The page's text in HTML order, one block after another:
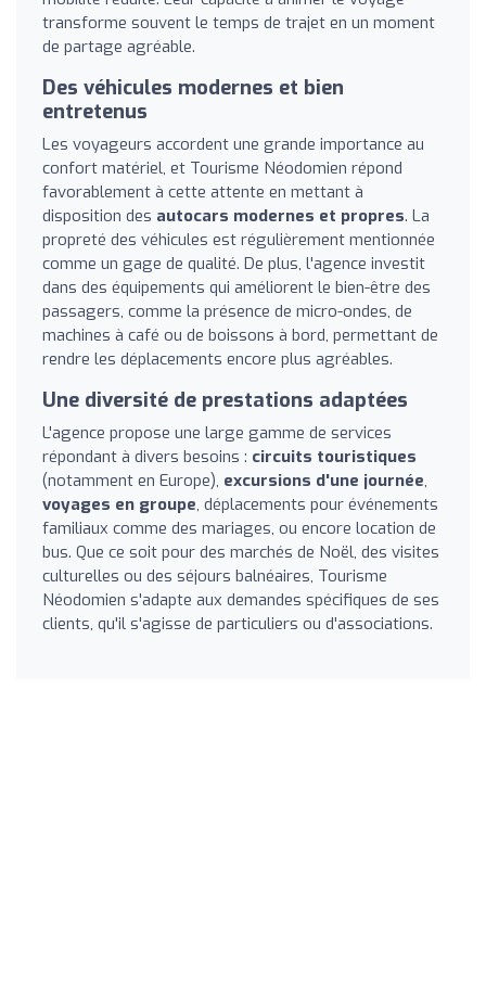
transforme souvent le temps de trajet en un moment
de partage agréable.
Des véhicules modernes et bien
entretenus
Les voyageurs accordent une grande importance au
confort matériel, et Tourisme Néodomien répond
favorablement à cette attente en mettant à
disposition des autocars modernes et propres. La
propreté des véhicules est régulièrement mentionnée
comme un gage de qualité. De plus, l'agence investit
dans des équipements qui améliorent le bien-être des
passagers, comme la présence de micro-ondes, de
machines à café ou de boissons à bord, permettant de
rendre les déplacements encore plus agréables.
Une diversité de prestations adaptées
L'agence propose une large gamme de services
répondant à divers besoins : circuits touristiques
(notamment en Europe), excursions d'une journée,
voyages en groupe, déplacements pour événements
familiaux comme des mariages, ou encore location de
bus. Que ce soit pour des marchés de Noël, des visites
culturelles ou des séjours balnéaires, Tourisme
Néodomien s'adapte aux demandes spécifiques de ses
clients, qu'il s'agisse de particuliers ou d'associations.